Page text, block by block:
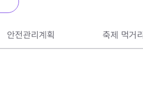
안전관리계획 축제 먹거리